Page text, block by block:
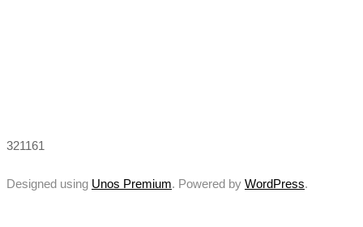
321161
Designed using Unos Premium. Powered by WordPress.